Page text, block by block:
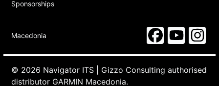
Sponsorships
Macedonia
© 2026 Navigator ITS | Gizzo Consulting authorised
distributor GARMIN Macedonia.